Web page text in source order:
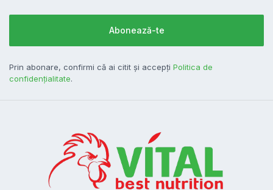
Prin abonare, confirmi că ai citit și accepți Politica de
confidențialitate.